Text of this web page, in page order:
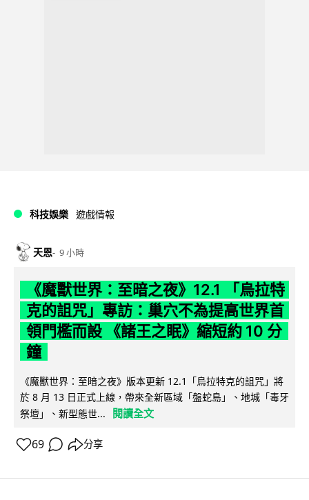
科技娛樂 遊戲情報
天恩 9 小時
《魔獸世界：至暗之夜》12.1 「烏拉特
克的詛咒」專訪：巢穴不為提高世界首
領門檻而設 《諸王之眠》縮短約 10 分
鐘
《魔獸世界：至暗之夜》版本更新 12.1「烏拉特克的詛咒」將
於 8 月 13 日正式上線，帶來全新區域「盤蛇島」、地城「毒牙
祭壇」、新型態世...
閱讀全文
69 分享